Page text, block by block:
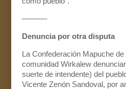
———-
Denuncia por otra disputa
La Confederación Mapuche
comunidad Wirkalew
suerte de intendente) del
Vicente Zenón Sandoval, por